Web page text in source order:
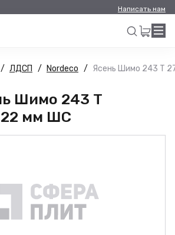
Написать нам
Искать
ЛДСП Nordeco Ясень Шимо 243 Т
Шимо 243 Т
22 мм ШС